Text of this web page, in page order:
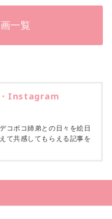
一覧
Instagram
コボコ姉弟との日々を絵日
て共感してもらえる記事を